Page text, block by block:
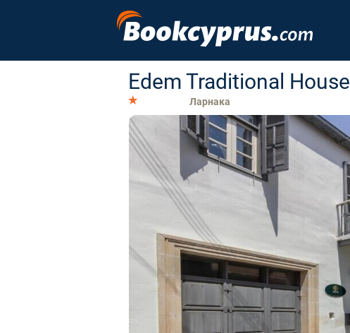
Edem Traditional House
Ларнака